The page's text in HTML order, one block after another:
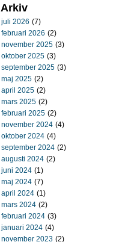
Arkiv
juli 2026 (7)
februari 2026 (2)
november 2025 (3)
oktober 2025 (3)
september 2025 (3)
maj 2025 (2)
april 2025 (2)
mars 2025 (2)
februari 2025 (2)
november 2024 (4)
oktober 2024 (4)
september 2024 (2)
augusti 2024 (2)
juni 2024 (1)
maj 2024 (7)
april 2024 (1)
mars 2024 (2)
februari 2024 (3)
januari 2024 (4)
november 2023 (2)